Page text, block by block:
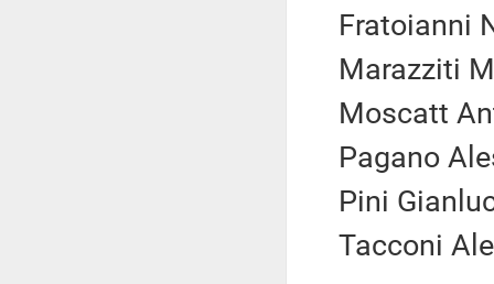
Fratoianni
Marazziti
Moscatt
Pagano
Pini
Tacconi